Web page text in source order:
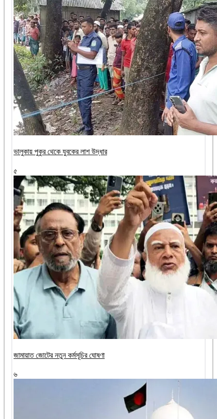
ভালুকায় পুকুর থেকে যুবকের লাশ উদ্ধার
৫
জামায়াত জোটের নতুন কর্মসূচির ঘোষণা
৬